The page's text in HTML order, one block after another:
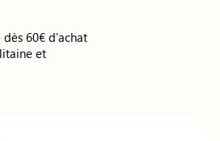
60€ d'achat
et